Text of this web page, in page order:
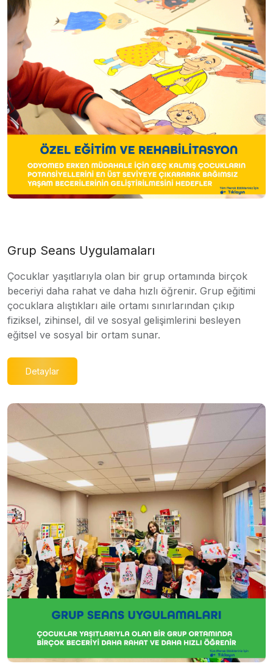
Grup Seans Uygulamaları
Çocuklar yaşıtlarıyla olan bir grup ortamında birçok
beceriyi daha rahat ve daha hızlı öğrenir. Grup eğitimi
çocuklara alıştıkları aile ortamı sınırlarından çıkıp
fiziksel, zihinsel, dil ve sosyal gelişimlerini besleyen
eğitsel ve sosyal bir ortam sunar.
Detaylar